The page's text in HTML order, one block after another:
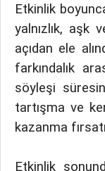
Etkinlik
yalnızlık, aşk
açıdan ele
farkındalık
söyleşi
tartışma ve
kazanma
Etkinlik